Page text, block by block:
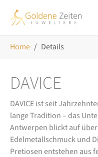
Home Details
DAVICE
DAVICE ist seit
lange Tradition – das
Antwerpen blickt auf
Edelmetallschmuck und
Pretiosen entstehen aus